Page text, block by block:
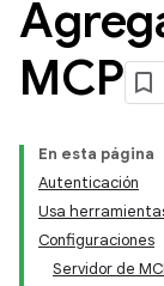
MCP
En esta página
Autenticación
Usa
Configuraciones
Servidor de